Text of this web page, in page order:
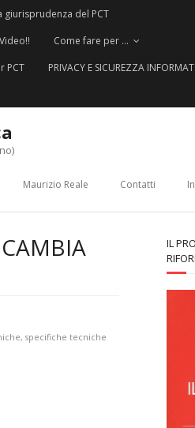
giurisprudenza del PCT
Come fare per …
PCT
PRIVACY E SICUREZZA
Maurizio Reale Contatti
, specifiche tecniche
IL